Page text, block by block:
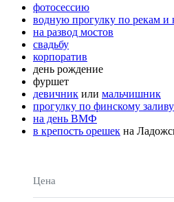
фотосессию
водную прогулку по рекам и
на развод мостов
свадьбу
корпоратив
день рождение
фуршет
девичник или мальчишник
прогулку по финскому заливу
на день ВМФ
в крепость орешек на
Цена